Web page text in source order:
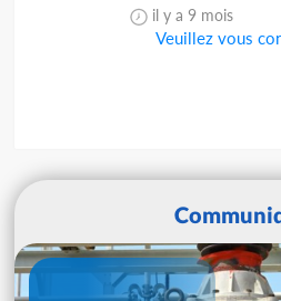
il y a 9 mois
Veuillez vous